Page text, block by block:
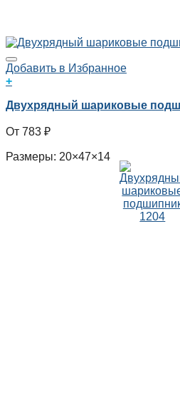
Добавить в Избранное
+
Двухрядный шариковые
783 ₽
Размеры: 20×47×14